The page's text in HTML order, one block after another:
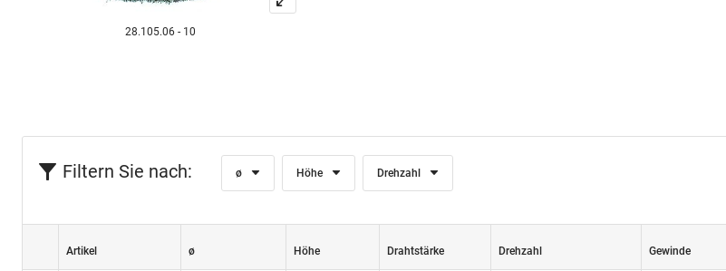
28.105.06 - 10
Filtern Sie nach: ø Höhe Drehzahl
Artikel ø Höhe Drahtstärke Drehzahl Gewinde